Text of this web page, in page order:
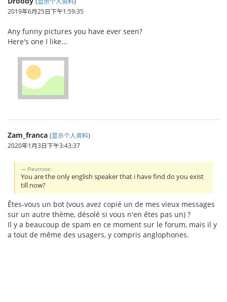
2019年6月25日下午1:59:35
Any funny pictures you have ever seen?
Here's one I like...
Zam_franca (显示个人资料)
2020年1月3日下午3:43:37
Fleurrose:
You are the only english speaker that i have find do you exist
till now?
Êtes-vous un bot (vous avez copié un de mes vieux messages
sur un autre thème, désolé si vous n'en êtes pas un) ?
Il y a beaucoup de spam en ce moment sur le forum, mais il y
a tout de même des usagers, y compris anglophones.